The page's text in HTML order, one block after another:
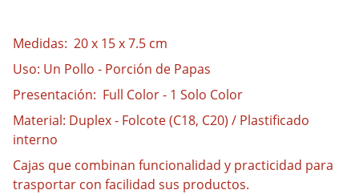
Medidas: 20 x 15 x 7.5 cm
Uso: Un Pollo - Porción de Papas
Presentación: Full Color - 1 Solo Color
Material: Duplex - Folcote (C18, C20) / Plastificado
interno
Cajas que combinan funcionalidad y practicidad para
trasportar con facilidad sus productos.